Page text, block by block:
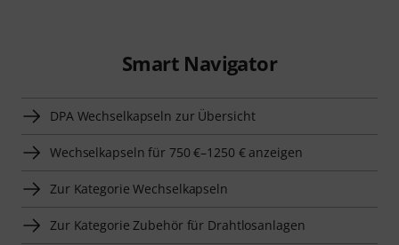
Smart Navigator
DPA Wechselkapseln zur Übersicht
Wechselkapseln für 750 €–1250 € anzeigen
Zur Kategorie Wechselkapseln
Zur Kategorie Zubehör für Drahtlosanlagen